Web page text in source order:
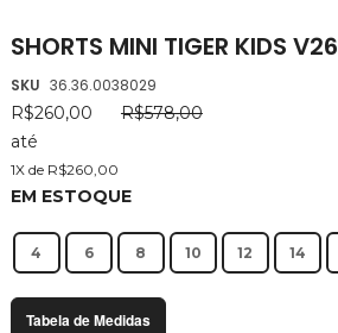
SHORTS MINI TIGER KIDS V26
SKU 36.36.0038029
R$260,00
R$578,00
até
1X de R$260,00
EM ESTOQUE
4 6 8 10 12 14
Tabela de Medidas
da
Galeria
de
imagens